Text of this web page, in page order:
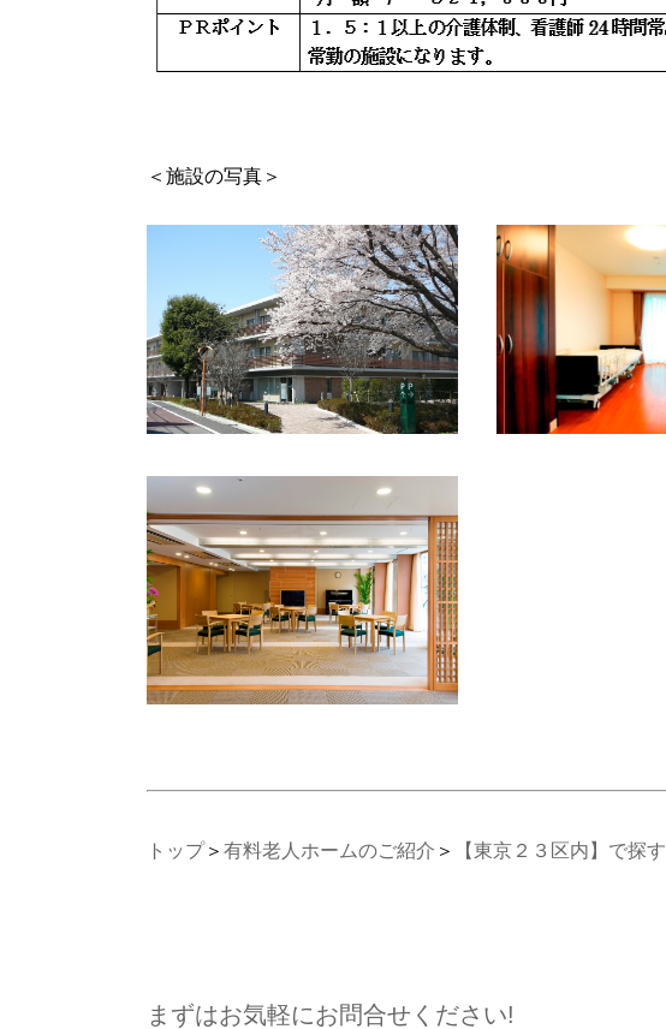
＜施設の写真＞
トップ＞ 有料老人ホームのご紹介 ＞ 【東京２３区内】で探す
まずはお気軽にお問合せください!